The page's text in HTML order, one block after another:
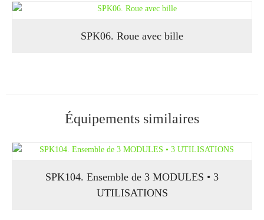
SPK06. Roue avec bille
Équipements similaires
SPK104. Ensemble de 3 MODULES • 3
UTILISATIONS